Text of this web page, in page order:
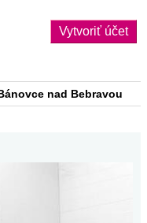
Vytvoriť účet
nad Bebravou